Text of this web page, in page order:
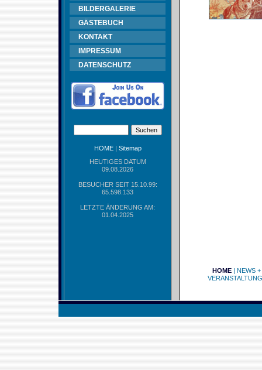
BILDERGALERIE
GÄSTEBUCH
KONTAKT
IMPRESSUM
DATENSCHUTZ
HOME| Sitemap
HEUTIGES DATUM
09.08.2026
BESUCHER SEIT 15.10.99:
65.598.133
LETZTE ÄNDERUNG AM:
01.04.2025
HOME| NEWS